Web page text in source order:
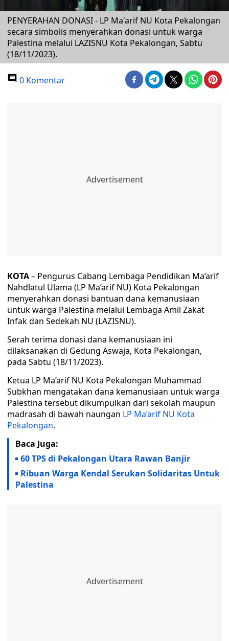
PENYERAHAN DONASI - LP Ma'arif NU Kota Pekalongan
secara simbolis menyerahkan donasi untuk warga
Palestina melalui LAZISNU Kota Pekalongan, Sabtu
(18/11/2023).
0 Komentar
KOTA– Pengurus Cabang Lembaga Pendidikan Ma’arif
Nahdlatul Ulama (LP Ma’arif NU) Kota Pekalongan
menyerahkan donasi bantuan dana kemanusiaan
untuk warga Palestina melalui Lembaga Amil Zakat
Infak dan Sedekah NU (LAZISNU).
Serah terima donasi dana kemanusiaan ini
dilaksanakan di Gedung Aswaja, Kota Pekalongan,
pada Sabtu (18/11/2023).
Ketua LP Ma’arif NU Kota Pekalongan Muhammad
Subkhan mengatakan dana kemanusiaan untuk warga
Palestina tersebut dikumpulkan dari sekolah maupun
madrasah di bawah naungan LP Ma’arif NU Kota
Pekalongan.
Baca Juga:
60 TPS di Pekalongan Utara Rawan Banjir
Ribuan Warga Kendal Serukan Solidaritas Untuk
Palestina